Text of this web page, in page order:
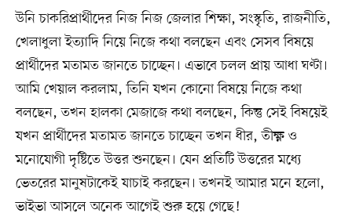
উনি চাকরিপ্রার্থীদের নিজ নিজ জেলার শিক্ষা, সংস্কৃতি, রাজনীতি,
খেলাধুলা ইত্যাদি নিয়ে নিজে কথা বলছেন এবং সেসব বিষয়ে
প্রার্থীদের মতামত জানতে চাচ্ছেন। এভাবে চলল প্রায় আধা ঘণ্টা।
আমি খেয়াল করলাম, তিনি যখন কোনো বিষয়ে নিজে কথা
বলছেন, তখন হালকা মেজাজে কথা বলছেন, কিন্তু সেই বিষয়েই
যখন প্রার্থীদের মতামত জানতে চাচ্ছেন তখন ধীর, তীক্ষ্ণ ও
মনোযোগী দৃষ্টিতে উত্তর শুনছেন। যেন প্রতিটি উত্তরের মধ্যে
ভেতরের মানুষটাকেই যাচাই করছেন। তখনই আমার মনে হলো,
ভাইভা আসলে অনেক আগেই শুরু হয়ে গেছে!